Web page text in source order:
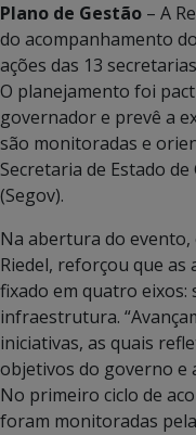
Plano de Gestão – A
do acompanhamento
ações das 13
O planejamento foi
governador e prevê a
são monitoradas e
Secretaria de Estado
(Segov).
Na abertura do evento,
Riedel, reforçou que as
fixado em quatro eixos:
infraestrutura.
iniciativas, as quais
objetivos do governo e
No primeiro ciclo de
foram monitoradas